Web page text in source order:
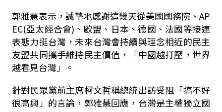
郭雅慧表示，誠摯地感謝這幾天從美國國務院、AP
EC(亞太經合會)、歐盟、日本、德國、法國等接連
表態力挺台灣，未來台灣會持續與理念相近的民主
友盟共同攜手維持民主價值，「中國越打壓，世界
越看見台灣」。
針對民眾黨前主席柯文哲稱總統出訪受阻「搞不好
很高興」的言論，郭雅慧回應，台灣是主權獨立國